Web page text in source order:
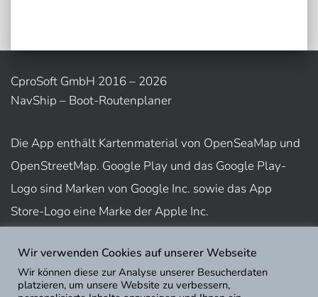
CproSoft GmbH 2016 – 2026
NavShip – Boot-Routenplaner
Die App enthält Kartenmaterial von OpenSeaMap und
OpenStreetMap. Google Play und das Google Play-
Logo sind Marken von Google Inc. sowie das App
Store-Logo eine Marke der Apple Inc.
Nutzungsbedingungen
Impressum
Wir verwenden Cookies auf unserer Webseite
Wir können diese zur Analyse unserer Besucherdaten
platzieren, um unsere Website zu verbessern,